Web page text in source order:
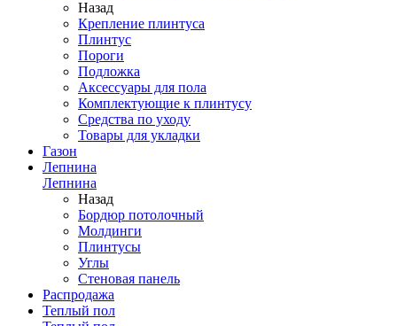
Назад
Крепление плинтуса
Плинтус
Пороги
Подложка
Аксессуары для пола
Комплектующие к плинтусу
Средства по уходу
Товары для укладки
Газон
Лепнина
Лепнина
Назад
Бордюр потолочный
Молдинги
Плинтусы
Углы
Стеновая панель
Распродажа
Теплый пол